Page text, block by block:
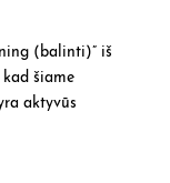
(balinti)” iš
šiame
aktyvūs